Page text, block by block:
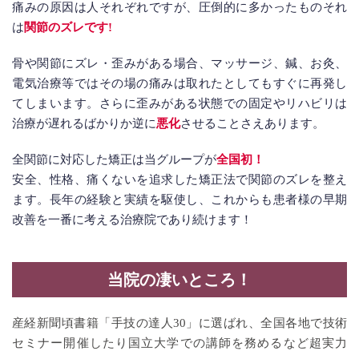
痛みの原因は人それぞれですが、圧倒的に多かったものそれ
は関節のズレです!
骨や関節にズレ・歪みがある場合、マッサージ、鍼、お灸、
電気治療等ではその場の痛みは取れたとしてもすぐに再発し
てしまいます。さらに歪みがある状態での固定やリハビリは
治療が遅れるばかりか逆に悪化させることさえあります。
全関節に対応した矯正は当グループが全国初！
安全、性格、痛くないを追求した矯正法で関節のズレを整え
ます。長年の経験と実績を駆使し、これからも患者様の早期
改善を一番に考える治療院であり続けます！
当院の凄いところ！
産経新聞頃書籍「手技の達人30」に選ばれ、全国各地で技術
セミナー開催したり国立大学での講師を務めるなど超実力